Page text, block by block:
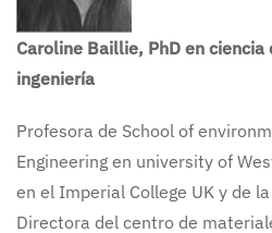
Caroline Baillie, PhD en
ingeniería
Profesora de School of
Engineering en university of
en el Imperial College UK y de
Directora del centro de